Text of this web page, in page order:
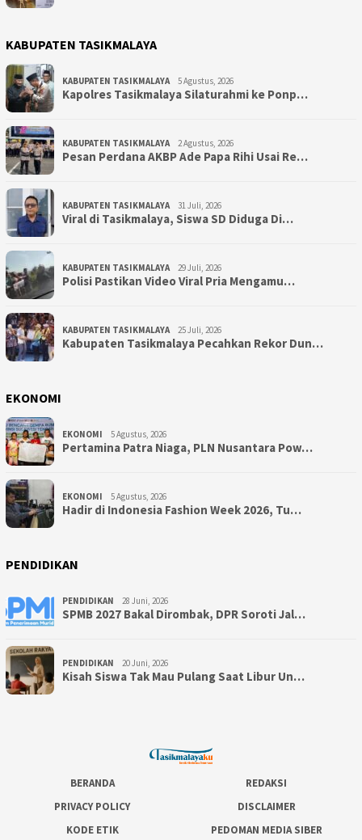
KABUPATEN TASIKMALAYA
KABUPATEN TASIKMALAYA 5 Agustus, 2026
Kapolres Tasikmalaya Silaturahmi ke Ponp…
KABUPATEN TASIKMALAYA 2 Agustus, 2026
Pesan Perdana AKBP Ade Papa Rihi Usai Re…
KABUPATEN TASIKMALAYA 31 Juli, 2026
Viral di Tasikmalaya, Siswa SD Diduga Di…
KABUPATEN TASIKMALAYA 29 Juli, 2026
Polisi Pastikan Video Viral Pria Mengamu…
KABUPATEN TASIKMALAYA 25 Juli, 2026
Kabupaten Tasikmalaya Pecahkan Rekor Dun…
EKONOMI
EKONOMI 5 Agustus, 2026
Pertamina Patra Niaga, PLN Nusantara Pow…
EKONOMI 5 Agustus, 2026
Hadir di Indonesia Fashion Week 2026, Tu…
PENDIDIKAN
PENDIDIKAN 28 Juni, 2026
SPMB 2027 Bakal Dirombak, DPR Soroti Jal…
PENDIDIKAN 20 Juni, 2026
Kisah Siswa Tak Mau Pulang Saat Libur Un…
BERANDA
REDAKSI
PRIVACY POLICY
DISCLAIMER
KODE ETIK
PEDOMAN MEDIA SIBER